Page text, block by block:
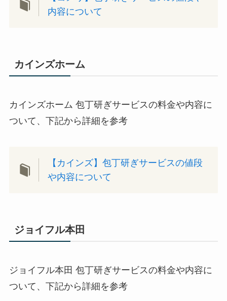
内容について
カインズホーム
カインズホーム 包丁研ぎサービスの料金や内容に
ついて、下記から詳細を参考
【カインズ】包丁研ぎサービスの値段
や内容について
ジョイフル本田
ジョイフル本田 包丁研ぎサービスの料金や内容に
ついて、下記から詳細を参考